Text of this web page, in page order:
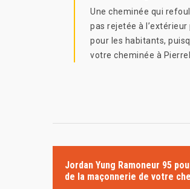
Une cheminée qui
pas rejetée à
pour les habitants,
votre cheminée à
Jordan Yung Ramoneur 95
de la maçonnerie de votre